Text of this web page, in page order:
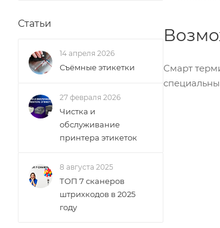
Смарт
Статьи
14 апреля 2026
Съёмные этикетки
27 февраля 2026
Чистка и
обслуживание
принтера этикеток
8 августа 2025
ТОП 7 сканеров
штрихкодов в 2025
году